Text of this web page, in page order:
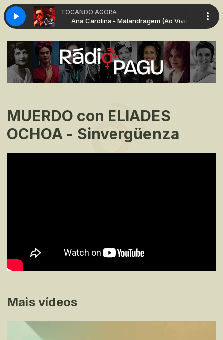
TOCANDO AGORA
(Ao Vivo) Ana Carolina - Malandragem (Ao Vivo)
MUERDO con ELIADES
OCHOA - Sinvergüenza
Mais vídeos